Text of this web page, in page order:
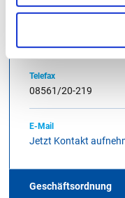
Partner führen diese
weiteren Daten
gesammelt haben.
unserer
Telefax
08561/20-219
E-Mail
Jetzt Kontakt
Geschäftsordnung